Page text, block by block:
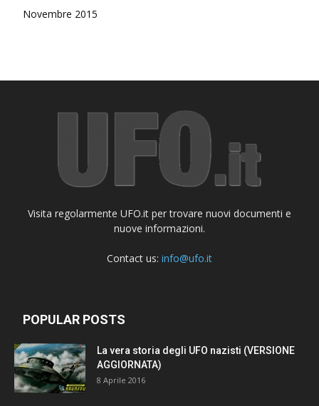
Novembre 2015
Visita regolarmente UFO.it per trovare nuovi documenti e
nuove informazioni.
Contact us: info@ufo.it
POPULAR POSTS
La vera storia degli UFO nazisti (VERSIONE
AGGIORNATA)
8 Aprile 2016